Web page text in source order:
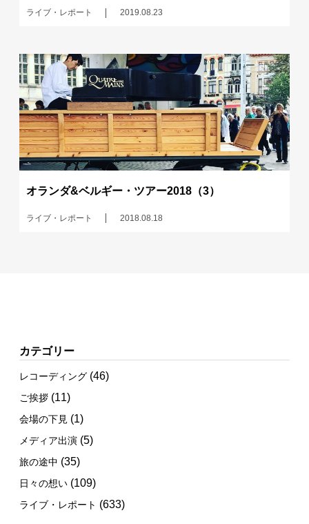
ライブ・レポート 2019.08.23
オランダ&ベルギー・ツアー2018（3）
ライブ・レポート 2018.08.18
カテゴリー
レコーディング (46)
ご挨拶 (11)
会場の下見 (1)
メディア出演 (5)
旅の途中 (35)
日々の想い (109)
ライブ・レポート (633)